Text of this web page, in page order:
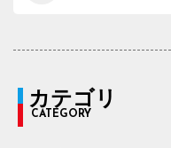
カテゴリ
CATEGORY